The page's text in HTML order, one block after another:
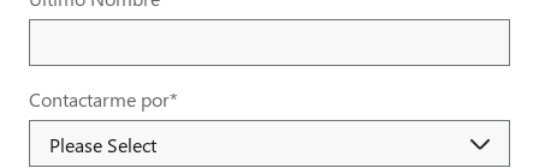
Contactarme por*